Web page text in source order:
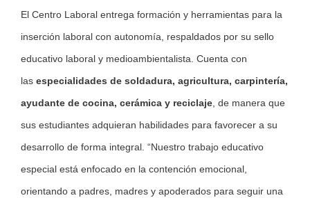
El Centro Laboral entrega formación y herramientas para la
inserción laboral con autonomía, respaldados por su sello
educativo laboral y medioambientalista. Cuenta con
las especialidades de soldadura, agricultura, carpintería,
ayudante de cocina, cerámica y reciclaje , de manera que
sus estudiantes adquieran habilidades para favorecer a su
desarrollo de forma integral. “Nuestro trabajo educativo
especial está enfocado en la contención emocional,
orientando a padres, madres y apoderados para seguir una